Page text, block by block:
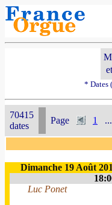
* Dates
70415
dates
Page 1 ...
Dimanche 19 Août
Luc Ponet